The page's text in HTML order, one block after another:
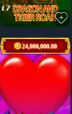
24,000,000.00